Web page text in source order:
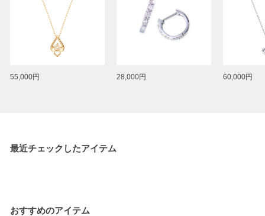
55,000円 28,000円 60,000円
最近チェックしたアイテム
おすすめのアイテム